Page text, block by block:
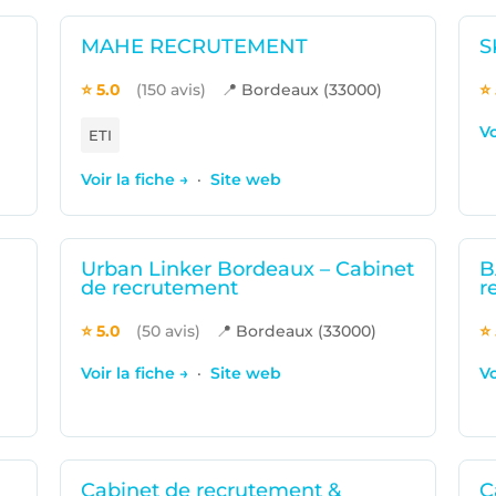
MAHE RECRUTEMENT
⭐ 5.0 (150 avis) 📍 Bordeaux (33000)
ETI
Voir la fiche → · Site web
Urban Linker Bordeaux – Cabinet
de recrutement
⭐ 5.0 (50 avis) 📍 Bordeaux (33000)
Voir la fiche → · Site web
Cabinet de recrutement &